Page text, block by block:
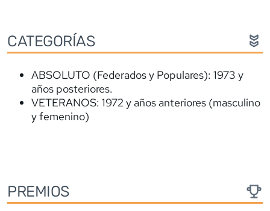
CATEGORÍAS
ABSOLUTO (Federados y Populares): 1973 y
años posteriores.
VETERANOS: 1972 y años anteriores (masculino
y femenino)
PREMIOS